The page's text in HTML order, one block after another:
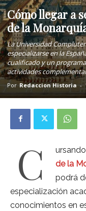
Cómo llegar a
de la
La Universidad
especializarse en la
cualificado y un
actividades
Por Redaccion Historia -
C
de la
podrá
especialización
conocimientos en